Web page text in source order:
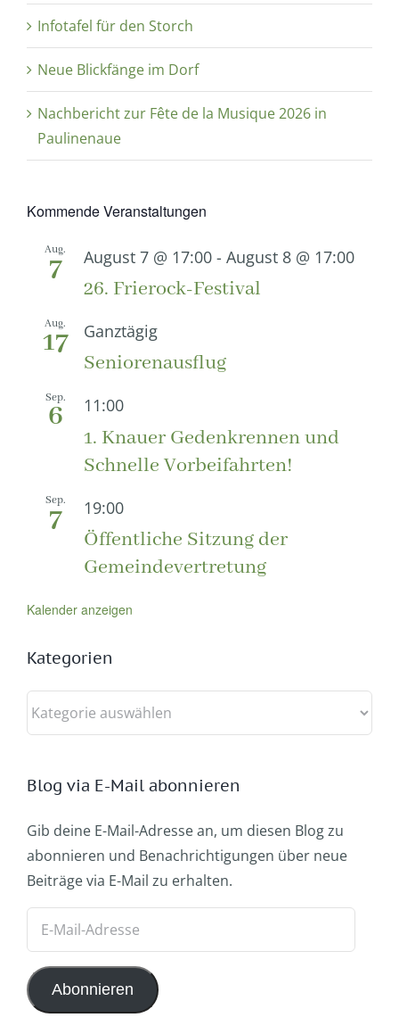
Infotafel für den Storch
Neue Blickfänge im Dorf
Nachbericht zur Fête de la Musique 2026 in
Paulinenaue
Kommende Veranstaltungen
Aug.
7 August 7 @ 17:00 - August 8 @ 17:00
26. Frierock-Festival
Aug.
17 Ganztägig
Seniorenausflug
Sep.
6 11:00
1. Knauer Gedenkrennen und
Schnelle Vorbeifahrten!
Sep.
7 19:00
Öffentliche Sitzung der
Gemeindevertretung
Kalender anzeigen
Kategorien
Kategorien
Blog via E-Mail abonnieren
Gib deine E-Mail-Adresse an, um diesen Blog zu
abonnieren und Benachrichtigungen über neue
Beiträge via E-Mail zu erhalten.
Adresse
Abonnieren